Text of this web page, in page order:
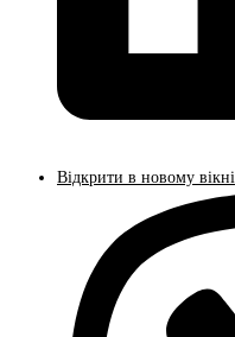
Відкрити в новому вікні